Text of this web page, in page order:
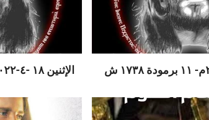
الإثنين ١٨ -٤-٢٠٢٢م- ١٠ برمودة ١٧٣٨ ش